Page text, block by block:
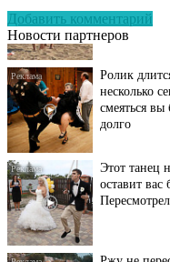
Добавить комментарий
Новости партнеров
их не видят...
несколько
смеяться вы
оставит вас
видео